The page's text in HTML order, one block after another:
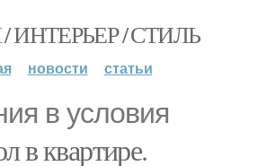
ИНТЕРЬЕР / СТИЛЬ
новости статьи
в условия
в квартире.